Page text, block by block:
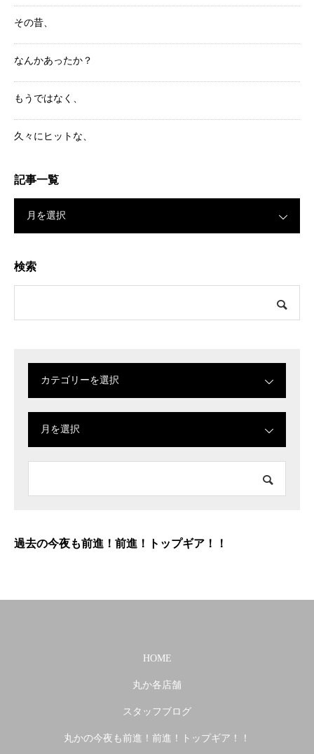
その昔、
なんかあったか？
もうではなく、
久々にヒットな、
記事一覧
月を選択
検索
カテゴリーを選択
月を選択
過去の今夜も前進！前進！トップギア！！
HOME
丸か各店舗
スタッフブログ
丸かの今夜も前進！前進！トップギア！！